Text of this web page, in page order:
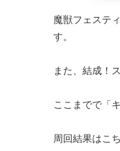
魔獣フェステ
す。
また、結成！
ここまでで「
周回結果はこ